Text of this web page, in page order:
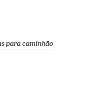
para caminhão